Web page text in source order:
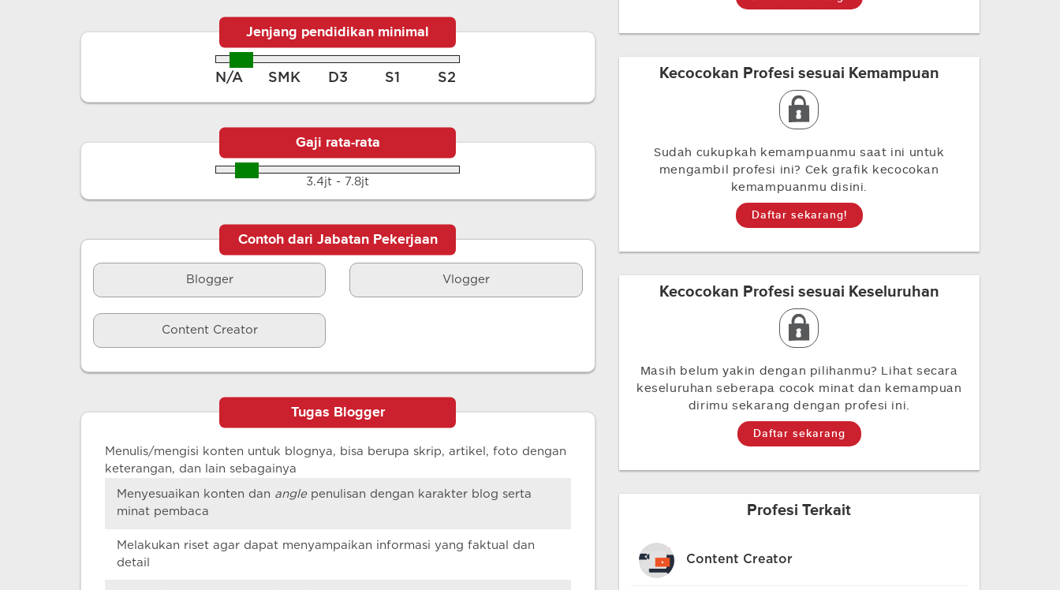
Kecocokan Profesi sesuai Kemampuan
Sudah cukupkah kemampuanmu saat ini untuk
mengambil profesi ini? Cek grafik kecocokan
kemampuanmu disini.
Daftar sekarang!
Kecocokan Profesi sesuai Keseluruhan
Masih belum yakin dengan pilihanmu? Lihat secara
keseluruhan seberapa cocok minat dan kemampuan
dirimu sekarang dengan profesi ini.
Daftar sekarang
Profesi Terkait
Content Creator
Jenjang pendidikan minimal
N/A SMK D3 S1 S2
Gaji rata-rata
3.4jt - 7.8jt
Contoh dari Jabatan Pekerjaan
Blogger Vlogger
Content Creator
Tugas Blogger
Menulis/mengisi konten untuk blognya, bisa berupa skrip, artikel, foto dengan
keterangan, dan lain sebagainya
Menyesuaikan konten dan anglepenulisan dengan karakter blog serta
minat pembaca
Melakukan riset agar dapat menyampaikan informasi yang faktual dan
detail